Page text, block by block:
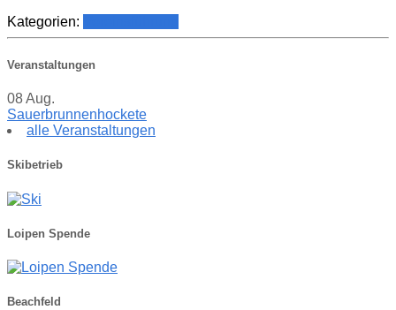
Kategorien:
Veranstaltungen
08Aug.
Sauerbrunnenhockete
alle Veranstaltungen
Skibetrieb
Loipen Spende
Beachfeld